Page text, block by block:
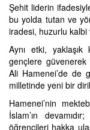
Şehit liderin
bu yolda tutan ve
iradesi, huzurlu
Aynı etki,
gençlere
Ali Hamenei’de de
milletinde yeni bir
Hamenei’nin
İslam’ın
öğrencileri hakka